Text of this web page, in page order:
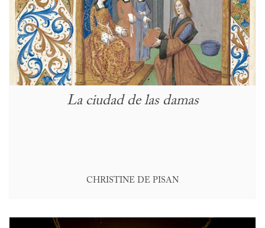
La ciudad de las damas
CHRISTINE DE PISAN